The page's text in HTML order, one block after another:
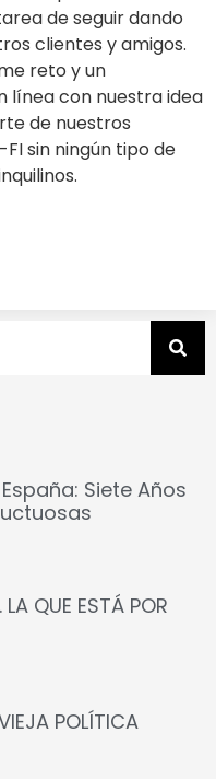
de seguir dando
clientes y amigos.
reto y un
línea con nuestra idea
de nuestros
sin ningún tipo de
Siete Años
QUE ESTÁ POR
POLÍTICA